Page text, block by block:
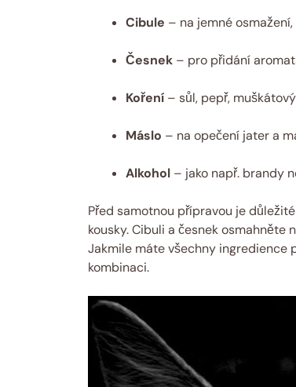
Cibule – na jemné
Česnek – pro přidání
Koření – sůl, pepř,
Máslo – na opečení jater a
Alkohol – jako např. brandy
Před samotnou přípravou je
kousky. Cibuli a česnek
Jakmile máte všechny ingredience
kombinaci.